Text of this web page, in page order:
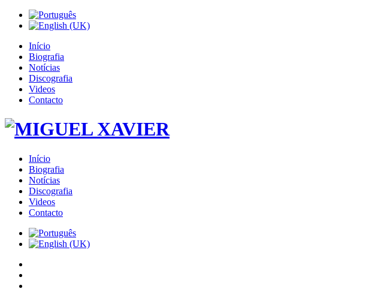
Início
Biografia
Notícias
Discografia
Videos
Contacto
Início
Biografia
Notícias
Discografia
Videos
Contacto